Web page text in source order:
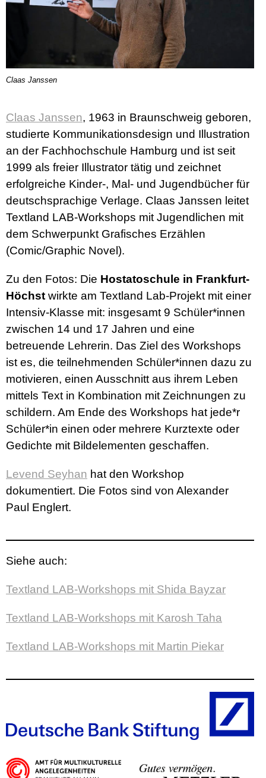
Claas Janssen
Claas Janssen, 1963 in Braunschweig geboren,
studierte Kommunikationsdesign und Illustration
an der Fachhochschule Hamburg und ist seit
1999 als freier Illustrator tätig und zeichnet
erfolgreiche Kinder-, Mal- und Jugendbücher für
deutschsprachige Verlage. Claas Janssen leitet
Textland LAB-Workshops mit Jugendlichen mit
dem Schwerpunkt Grafisches Erzählen
(Comic/Graphic Novel).
Zu den Fotos: Die Hostatoschule in Frankfurt-
Höchst wirkte am Textland Lab-Projekt mit einer
Intensiv-Klasse mit: insgesamt 9 Schüler*innen
zwischen 14 und 17 Jahren und eine
betreuende Lehrerin. Das Ziel des Workshops
ist es, die teilnehmenden Schüler*innen dazu zu
motivieren, einen Ausschnitt aus ihrem Leben
mittels Text in Kombination mit Zeichnungen zu
schildern. Am Ende des Workshops hat jede*r
Schüler*in einen oder mehrere Kurztexte oder
Gedichte mit Bildelementen geschaffen.
Levend Seyhan hat den Workshop
dokumentiert. Die Fotos sind von Alexander
Paul Englert.
Siehe auch:
Textland LAB-Workshops mit Shida Bayzar
Textland LAB-Workshops mit Karosh Taha
Textland LAB-Workshops mit Martin Piekar